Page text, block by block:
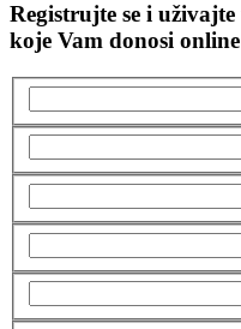
Registrujte se i
koje Vam donosi